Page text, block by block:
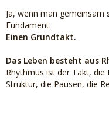
Ja, wenn man gemeinsam
Fundament.
Einen Grundtakt.
Das Leben besteht aus
Rhythmus ist der Takt, die
Struktur, die Pausen, die